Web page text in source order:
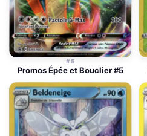
#5
Promos Épée et Bouclier #5